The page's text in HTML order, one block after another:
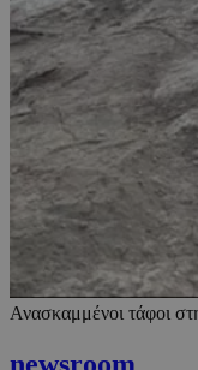
Ανασκαμμένοι τάφοι